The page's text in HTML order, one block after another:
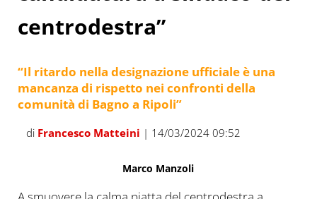
centrodestra”
“Il ritardo nella designazione ufficiale è una
mancanza di rispetto nei confronti della
comunità di Bagno a Ripoli”
di Francesco Matteini | 14/03/2024 09:52
Marco Manzoli